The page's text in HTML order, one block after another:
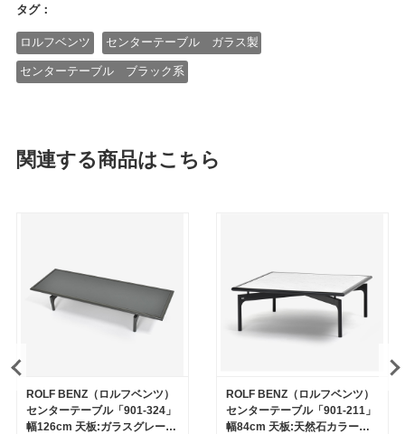
タグ：
ロルフベンツ センターテーブル ガラス製
センターテーブル ブラック系
関連する商品はこちら
ROLF BENZ（ロルフベンツ）
センターテーブル「901-324」
幅126cm 天板:ガラスグレー色
ROLF BENZ（ロルフベンツ）
センターテーブル「901-211」
幅84cm 天板:天然石カラーラ